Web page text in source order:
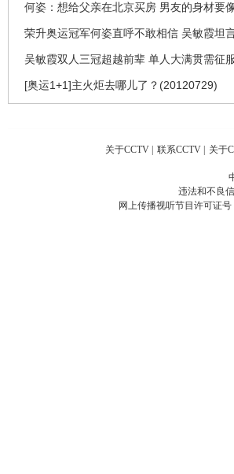
何姿：想给父亲在北京买房 男友的身材要
荣升奥运冠军何姿直呼不敢相信 吴敏霞坦
吴敏霞双人三冠超越前辈 单人大满贯需征
[奥运1+1]主火炬去哪儿了？(20120729)
关于CCTV 联系CCTV 关于
违法和不良
网上传播视听节目许可证号